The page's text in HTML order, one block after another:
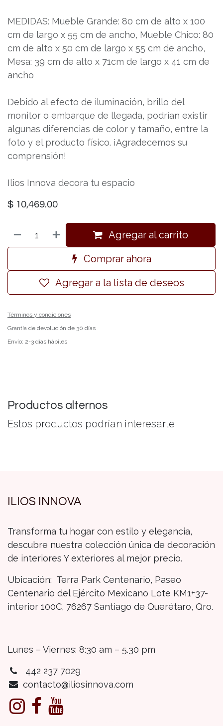
MEDIDAS: Mueble Grande: 80 cm de alto x 100
cm de largo x 55 cm de ancho, Mueble Chico: 80
cm de alto x 50 cm de largo x 55 cm de ancho,
Mesa: 39 cm de alto x 71cm de largo x 41 cm de
ancho
Debido al efecto de iluminación, brillo del
monitor o embarque de llegada, podrían existir
algunas diferencias de color y tamaño, entre la
foto y el producto físico. ¡Agradecemos su
comprensión!
Ilios Innova decora tu espacio
$ 10,469.00
Agregar al carrito
Comprar ahora
Agregar a la lista de deseos
Términos y condiciones
Grantía de devolución de 30 días
Envío: 2-3 días hábiles
Productos alternos
Estos productos podrían interesarle
ILIOS INNOVA
Transforma tu hogar con estilo y elegancia,
descubre nuestra colección única de decoración
de interiores Y exteriores al mejor precio.
Ubicación: Terra Park Centenario, Paseo
Centenario del Ejército Mexicano Lote KM1+37-
interior 100C, 76267 Santiago de Querétaro, Qro.
Lunes – Viernes: 8:30 am – 5.30 pm
442 237 7029
contacto@iliosinnova.com